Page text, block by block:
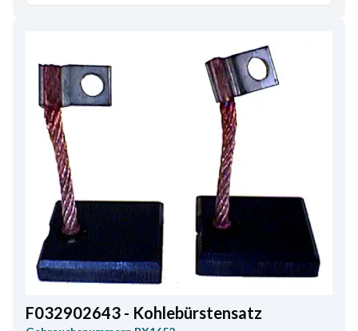
F032902643 - Kohlebürstensatz